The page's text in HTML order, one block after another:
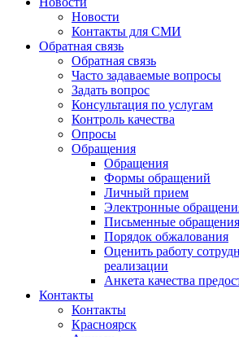
Новости
Контакты для СМИ
Обратная связь
Обратная связь
Часто задаваемые вопросы
Задать вопрос
Консультация по услугам
Контроль качества
Опросы
Обращения
Обращения
Формы обращений
Личный прием
Электронные
Письменные обращения
Порядок обжалования
Оценить работу
реализации
Анкета качества
Контакты
Контакты
Красноярск